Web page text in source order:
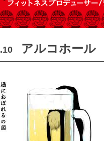
アルコホール